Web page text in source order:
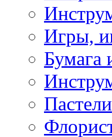
Игры,
Бумага
Пастели